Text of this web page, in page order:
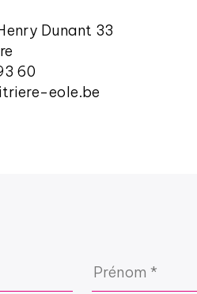
Dunant 33
60
eole.be